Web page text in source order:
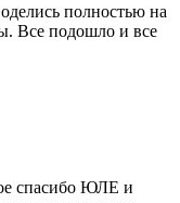
полностью на
Все подошло и все
спасибо ЮЛЕ и